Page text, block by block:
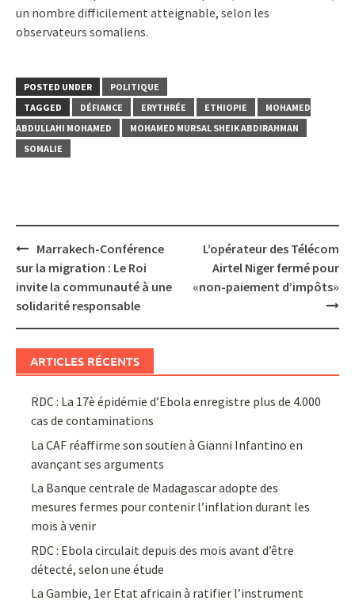
un nombre difficilement atteignable, selon les
observateurs somaliens.
POSTED UNDER
POLITIQUE
TAGGED
DÉFIANCE ERYTHRÉE ETHIOPIE
MOHAMED
ABDULLAHI MOHAMED
MOHAMED MURSAL SHEIK ABDIRAHMAN
SOMALIE
Post
navigation
Marrakech-Conférence
sur la migration : Le Roi
invite la communauté à une
solidarité responsable
L’opérateur des Télécom
Airtel Niger fermé pour
«non-paiement d’impôts»
ARTICLES RÉCENTS
RDC : La 17è épidémie d’Ebola enregistre plus de 4.000
cas de contaminations
La CAF réaffirme son soutien à Gianni Infantino en
avançant ses arguments
La Banque centrale de Madagascar adopte des
mesures fermes pour contenir l’inflation durant les
mois à venir
RDC : Ebola circulait depuis des mois avant d’être
détecté, selon une étude
La Gambie, 1er Etat africain à ratifier l’instrument